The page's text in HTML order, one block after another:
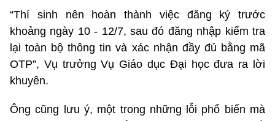
“Thí sinh nên hoàn thành việc đăng ký trước
khoảng ngày 10 - 12/7, sau đó đăng nhập kiểm tra
lại toàn bộ thông tin và xác nhận đầy đủ bằng mã
OTP”, Vụ trưởng Vụ Giáo dục Đại học đưa ra lời
khuyên.
Ông cũng lưu ý, một trong những lỗi phổ biến mà